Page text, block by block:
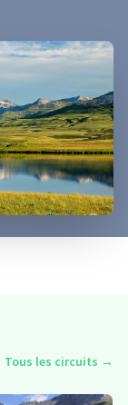
Tous les circuits →